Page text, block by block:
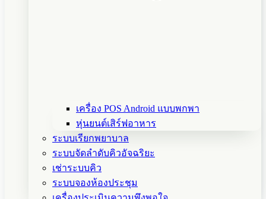
เครื่อง POS Android แบบพกพา
หุ่นยนต์เสิร์ฟอาหาร
ระบบเรียกพยาบาล
ระบบจัดลำดับคิวอัจฉริยะ
เช่าระบบคิว
ระบบจองห้องประชุม